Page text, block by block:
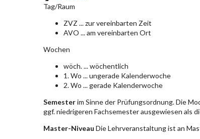
Tag/Raum
ZVZ ... zur vereinbarten Zeit
AVO ... am vereinbarten Ort
Wochen
wöch. ... wöchentlich
1. Wo ... ungerade Kalenderwoche
2. Wo ... gerade Kalenderwoche
Semesterim Sinne der Prüfungsordnung. Die
ggf. niedrigeren Fachsemester ausgewiesen als
Master-Niveau Die Lehrveranstaltung ist an